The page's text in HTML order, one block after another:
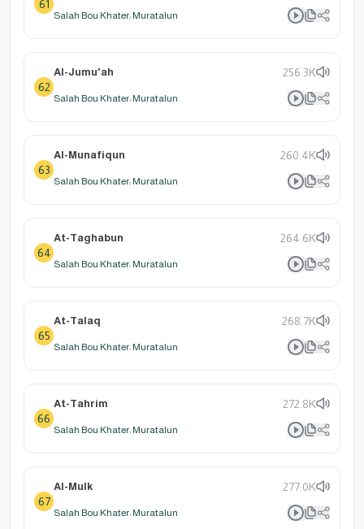
61
Salah Bou Khater: Muratalun
62
Al-Jumu'ah 256.3K
Salah Bou Khater: Muratalun
63
Al-Munafiqun 260.4K
Salah Bou Khater: Muratalun
64
At-Taghabun 264.6K
Salah Bou Khater: Muratalun
65
At-Talaq 268.7K
Salah Bou Khater: Muratalun
66
At-Tahrim 272.8K
Salah Bou Khater: Muratalun
67
Al-Mulk 277.0K
Salah Bou Khater: Muratalun